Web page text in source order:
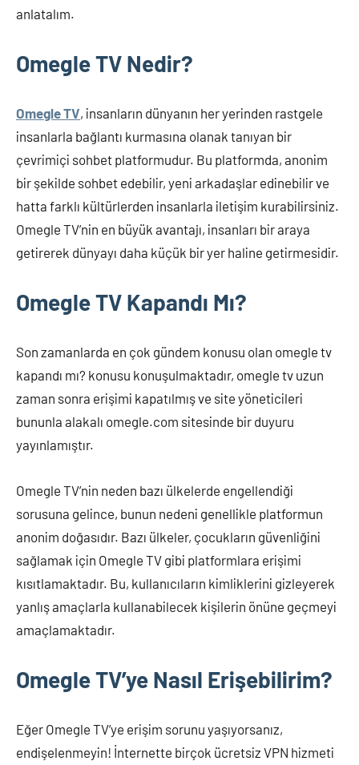
anlatalım.
Omegle TV Nedir?
Omegle TV, insanların dünyanın her yerinden rastgele
insanlarla bağlantı kurmasına olanak tanıyan bir
çevrimiçi sohbet platformudur. Bu platformda, anonim
bir şekilde sohbet edebilir, yeni arkadaşlar edinebilir ve
hatta farklı kültürlerden insanlarla iletişim kurabilirsiniz.
Omegle TV’nin en büyük avantajı, insanları bir araya
getirerek dünyayı daha küçük bir yer haline getirmesidir.
Omegle TV Kapandı Mı?
Son zamanlarda en çok gündem konusu olan omegle tv
kapandı mı? konusu konuşulmaktadır, omegle tv uzun
zaman sonra erişimi kapatılmış ve site yöneticileri
bununla alakalı omegle.com sitesinde bir duyuru
yayınlamıştır.
Omegle TV’nin neden bazı ülkelerde engellendiği
sorusuna gelince, bunun nedeni genellikle platformun
anonim doğasıdır. Bazı ülkeler, çocukların güvenliğini
sağlamak için Omegle TV gibi platformlara erişimi
kısıtlamaktadır. Bu, kullanıcıların kimliklerini gizleyerek
yanlış amaçlarla kullanabilecek kişilerin önüne geçmeyi
amaçlamaktadır.
Omegle TV’ye Nasıl Erişebilirim?
Eğer Omegle TV’ye erişim sorunu yaşıyorsanız,
endişelenmeyin! İnternette birçok ücretsiz VPN hizmeti